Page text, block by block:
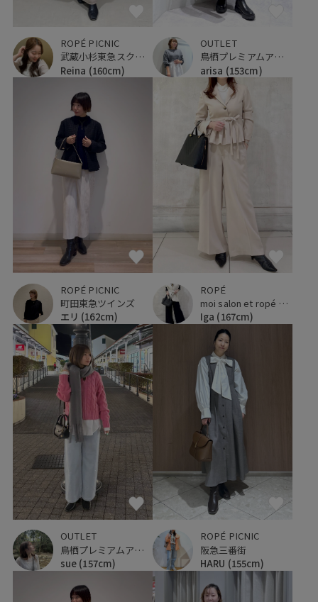
ROPÉ PICNIC
武蔵小杉東急スクエア
Reina (160cm)
OUTLET
鳥栖プレミアムアウトレット
arisa (153cm)
ROPÉ PICNIC
町田東急ツインズ
エリ (162cm)
ROPÉ
moi salon et ropé 横浜高島屋
Iga (167cm)
OUTLET
鳥栖プレミアムアウトレット
sue (157cm)
ROPÉ PICNIC
阪急三番街
HARU (155cm)